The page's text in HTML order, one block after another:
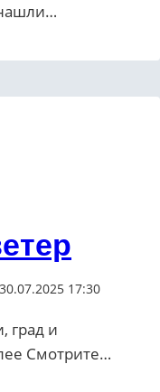
30.07.2025 17:30
град и
Смотрите…